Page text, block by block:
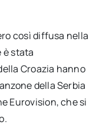
così diffusa nella
è stata
Croazia hanno
della Serbia
Eurovision, che si